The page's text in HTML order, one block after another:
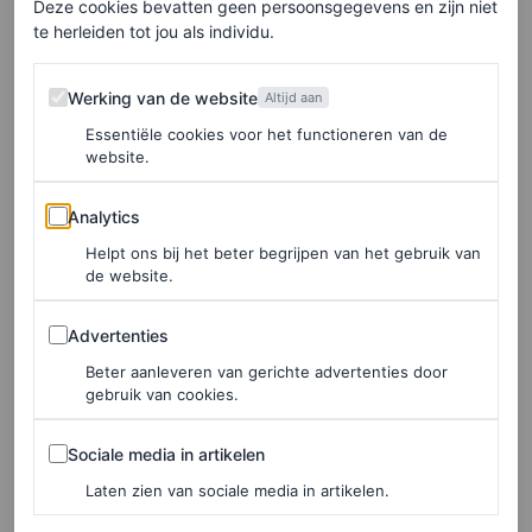
jasje een taille. Ook maakte hij de kraag ronder en paste
hij de broek aan zodat de benen langer lijken. Het pak
was bedoeld om te dragen als alternatief voor een
avondjurk oflittle black dress
Ook Wek is dus fan. Scroll hieronder door de geweldige
beelden van het model voor de ultieme inspiratie voor de
feestdagen.
Deze cookies bevatten geen persoonsgegevens en zijn niet
te herleiden tot jou als individu.
Werking van de website
Werking van de website Altijd aan
Essentiële cookies voor het functioneren van de
website.
Analytics
Analytics
Helpt ons bij het beter begrijpen van het gebruik van
de website.
Advertenties
Advertenties
Beter aanleveren van gerichte advertenties door
gebruik van cookies.
Sociale media in artikelen
Sociale media in artikelen
Laten zien van sociale media in artikelen.